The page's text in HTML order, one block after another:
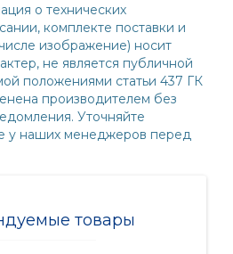
о технических
комплекте поставки и
изображение) носит
не является публичной
положениями статьи 437 ГК
производителем без
Уточняйте
у наших менеджеров перед
товары